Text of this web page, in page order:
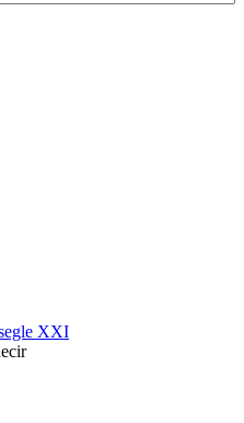
XXI